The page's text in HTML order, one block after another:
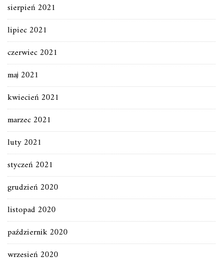
sierpień 2021
lipiec 2021
czerwiec 2021
maj 2021
kwiecień 2021
marzec 2021
luty 2021
styczeń 2021
grudzień 2020
listopad 2020
październik 2020
wrzesień 2020